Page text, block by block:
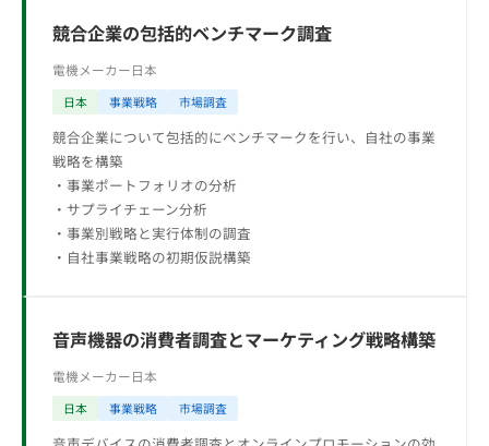
競合企業の包括的ベンチマーク調査
電機メーカー日本
日本 事業戦略 市場調査
競合企業について包括的にベンチマークを行い、自社の事業
戦略を構築
・事業ポートフォリオの分析
・サプライチェーン分析
・事業別戦略と実行体制の調査
・自社事業戦略の初期仮説構築
音声機器の消費者調査とマーケティング戦略構築
電機メーカー日本
日本 事業戦略 市場調査